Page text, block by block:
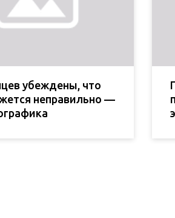
убеждены, что
неправильно —